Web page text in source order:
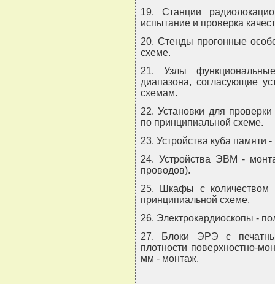
19. Станции
испытание и проверка
20. Стенды прогонные
схеме.
21. Узлы
диапазона, согласующие
схемам.
22. Установки для
по принципиальной схеме.
23. Устройства куба памяти
24. Устройства ЭВМ -
проводов).
25. Шкафы с
принципиальной схеме.
26. Электрокардиоскопы -
27. Блоки ЭРЭ с
плотности поверхностно-
мм - монтаж.